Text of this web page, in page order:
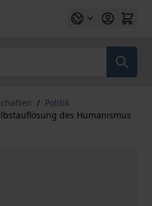
/ Politik
des Humanismus